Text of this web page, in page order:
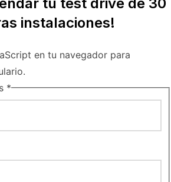
instalaciones!
en tu navegador para
*